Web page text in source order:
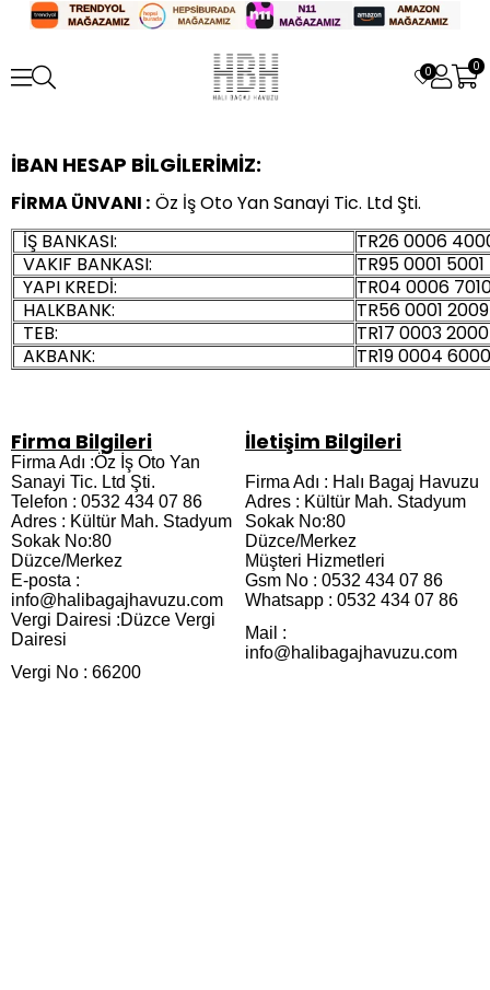
0 0
İBAN HESAP BİLGİLERİMİZ:
FİRMA ÜNVANI : Öz İş Oto Yan Sanayi Tic. Ltd Şti.
İŞ BANKASI:
TR26 0006
VAKIF BANKASI:
TR95 0001
YAPI KREDİ:
TR04 0006
HALKBANK:
TR56 0001
TEB:
TR17 0003
AKBANK:
TR19 0004
Firma Bilgileri İletişim Bilgileri
Firma Adı :Öz İş Oto Yan
Sanayi Tic. Ltd Şti.
Telefon : 0532 434 07 86
Adres : Kültür Mah. Stadyum
Sokak No:80
Düzce/Merkez
E-posta :
info@halibagajhavuzu.com
Vergi Dairesi :Düzce Vergi
Dairesi
Vergi No : 66200
Firma Adı : Halı Bagaj Havuzu
Adres : Kültür Mah. Stadyum
Sokak No:80
Düzce/Merkez
Müşteri Hizmetleri
Gsm No : 0532 434 07 86
Whatsapp : 0532 434 07 86
Mail :
info@halibagajhavuzu.com